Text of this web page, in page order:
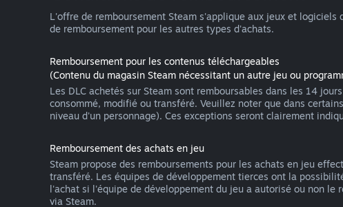
L'offre de remboursement Steam s'applique aux jeux et
de remboursement pour les autres types d'achats.
Remboursement pour les contenus téléchargeables
(Contenu du magasin Steam nécessitant un autre jeu ou
Les DLC achetés sur Steam sont remboursables dans les 14
consommé, modifié ou transféré. Veuillez noter que dans
niveau d'un personnage). Ces exceptions seront clairement
Remboursement des achats en jeu
Steam propose des remboursements pour les achats en jeu
transféré. Les équipes de développement tierces ont la
l'achat si l'équipe de développement du jeu a autorisé ou non le
via Steam.